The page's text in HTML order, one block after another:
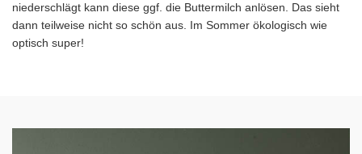
niederschlägt kann diese ggf. die Buttermilch anlösen. Das sieht
dann teilweise nicht so schön aus. Im Sommer ökologisch wie
optisch super!